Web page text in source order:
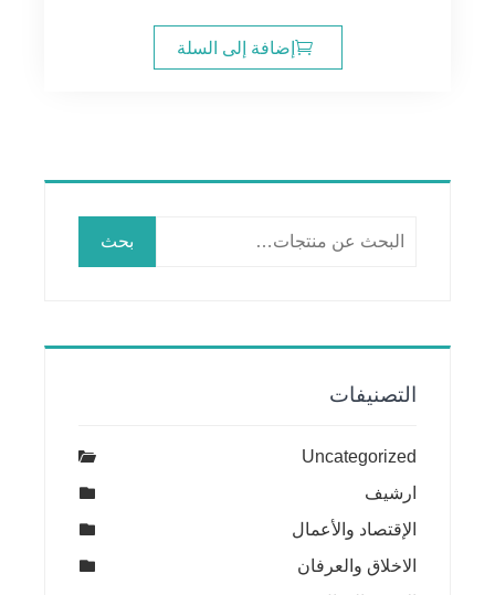
إضافة إلى السلة
بحث
التصنيفات
Uncategorized
ارشيف
الإقتصاد والأعمال
الاخلاق والعرفان